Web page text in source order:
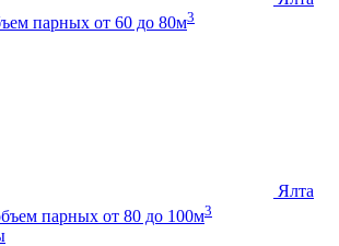
парных от 60 до 80м3
Ялта
парных от 80 до 100м3